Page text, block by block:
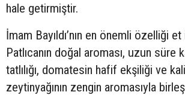
hale getirmiştir.
İmam Bayıldı’nın en önemli özelliği
Patlıcanın doğal aroması, uzun süre
tatlılığı, domatesin hafif ekşiliği ve
zeytinyağının zengin aromasıyla